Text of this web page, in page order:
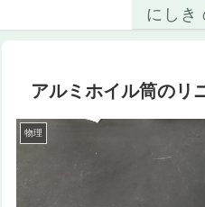
にしき
アルミホイル筒のリ
物理